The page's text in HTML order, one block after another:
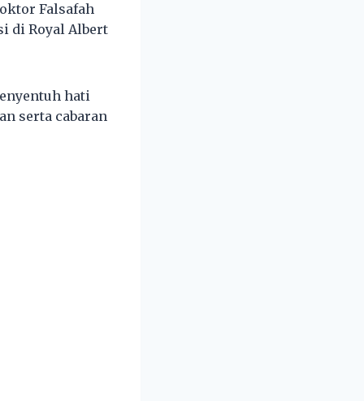
Falsafah
di Royal Albert
hati
serta cabaran